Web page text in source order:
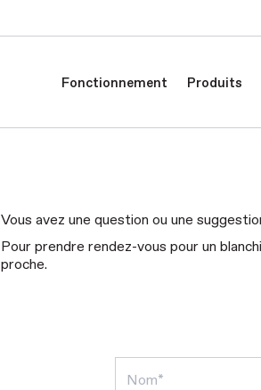
Fonctionnement Produits
Vous avez une question ou une
Pour prendre rendez-vous pour un
proche.